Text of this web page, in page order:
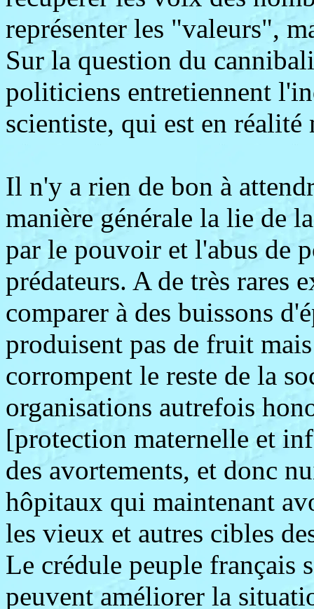
représenter les "valeurs",
Sur la question du
politiciens entretiennent
scientiste, qui est en
Il n'y a rien de bon à
manière générale la lie de
par le pouvoir et l'abus de
prédateurs. A de très rares
comparer à des buissons
produisent pas de fruit
corrompent le reste de la
organisations autrefois
[protection maternelle et
des avortements, et donc
hôpitaux qui maintenant
les vieux et autres cibles
Le crédule peuple français
peuvent améliorer la